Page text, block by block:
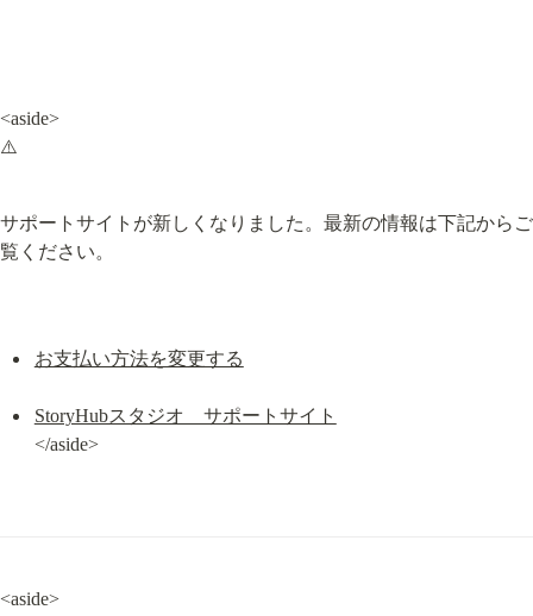
<aside>
⚠️
サポートサイトが新しくなりました。最新の情報は下記からご
覧ください。
お支払い方法を変更する
StoryHubスタジオ　サポートサイト
</aside>
<aside>